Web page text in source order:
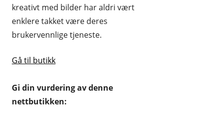
kreativt med bilder har aldri vært
enklere takket være deres
brukervennlige tjeneste.
Gå til butikk
Gi din vurdering av denne
nettbutikken: